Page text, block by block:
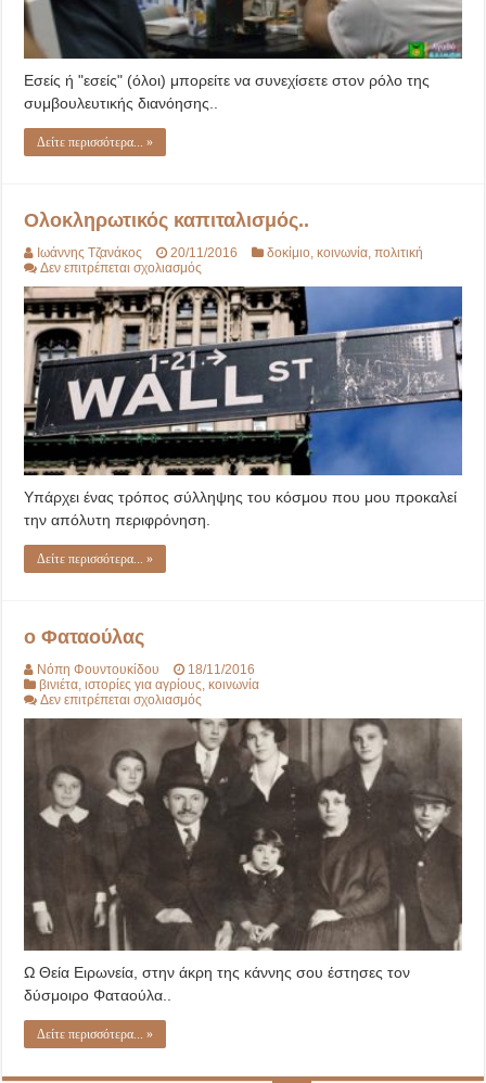
Εσείς ή "εσείς" (όλοι) μπορείτε να συνεχίσετε στον ρόλο της
συμβουλευτικής διανόησης..
Δείτε περισσότερα... »
Ολοκληρωτικός καπιταλισμός..
Ιωάννης Τζανάκος 20/11/2016 δοκίμιο,κοινωνία,πολιτική
Δεν επιτρέπεται σχολιασμός
καπιταλισμός..
Υπάρχει ένας τρόπος σύλληψης του κόσμου που μου προκαλεί
την απόλυτη περιφρόνηση.
Δείτε περισσότερα... »
ο Φαταούλας
Νόπη Φουντουκίδου
18/11/2016
βινιέτα ,ιστορίες για αγρίους ,κοινωνία
Δεν επιτρέπεται σχολιασμός
Φαταούλας
Ω Θεία Ειρωνεία, στην άκρη της κάννης σου έστησες τον
δύσμοιρο Φαταούλα..
Δείτε περισσότερα... »